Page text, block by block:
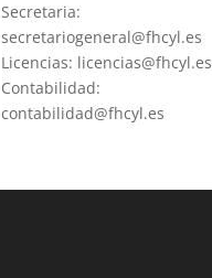
Secretaria:
secretariogeneral@fhcyl.es
Licencias: licencias@fhcyl.es
Contabilidad:
contabilidad@fhcyl.es